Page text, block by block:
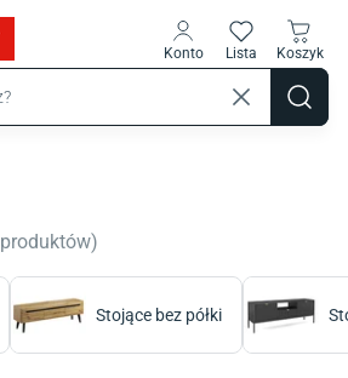
Konto Lista Koszyk
produktów)
Stojące bez półki